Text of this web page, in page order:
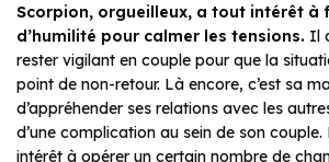
Scorpion, orgueilleux, a tout intérêt à
d’humilité pour calmer les tensions. Il
rester vigilant en couple pour que la
point de non-retour. Là encore, c’est sa
d’appréhender ses relations avec les
d’une complication au sein de son
intérêt à opérer un certain nombre de